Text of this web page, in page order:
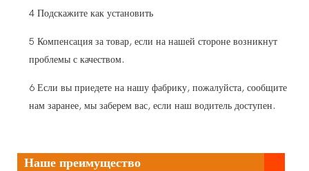
4 Подскажите как установить
5 Компенсация за товар, если на нашей стороне возникнут
проблемы с качеством.
6 Если вы приедете на нашу фабрику, пожалуйста, сообщите
нам заранее, мы заберем вас, если наш водитель доступен.
Наше преимущество